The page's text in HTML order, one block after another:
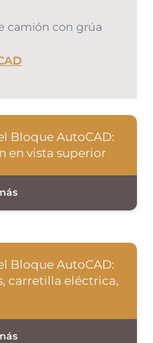
camión con grúa
Bloque AutoCAD:
en vista superior
Bloque AutoCAD:
carretilla eléctrica,